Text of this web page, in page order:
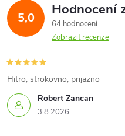
d
a
c
í
p
5,0 Hodnocení
64 hodnocení
Zobrazit recenze
Robert Zancan
3.8.2026
Hitro, strokovno, prijazno